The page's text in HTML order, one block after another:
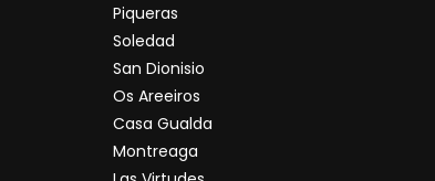
Piqueras
Soledad
San Dionisio
Os Areeiros
Casa Gualda
Montreaga